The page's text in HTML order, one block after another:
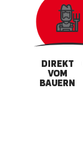
DIREKT
VOM
BAUERN